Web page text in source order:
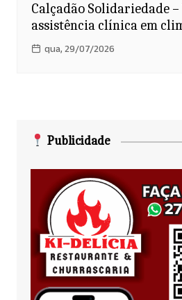
Calçadão Solidariedade
assistência clínica em
qua, 29/07/2026
Publicidade